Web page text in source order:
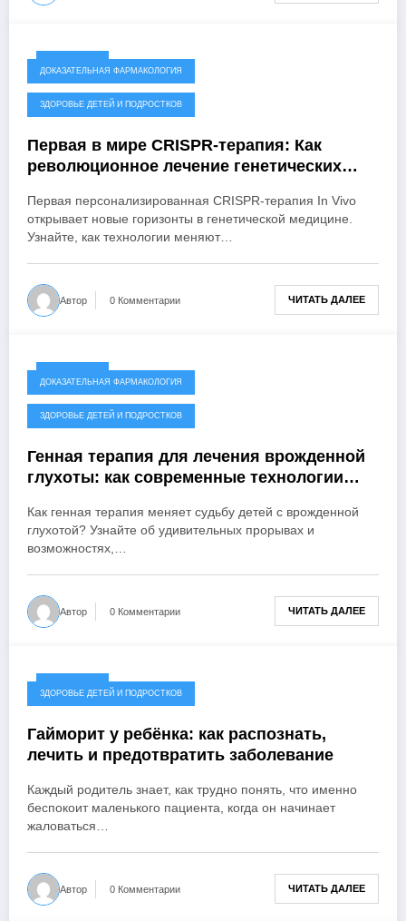
14.04.2026
ДОКАЗАТЕЛЬНАЯ ФАРМАКОЛОГИЯ
ЗДОРОВЬЕ ДЕТЕЙ И ПОДРОСТКОВ
Первая в мире CRISPR-терапия: Как
революционное лечение генетических
навсегда
Первая персонализированная CRISPR-терапия In Vivo
открывает новые горизонты в генетической медицине.
Узнайте, как технологии меняют…
Автор 0 Комментарии ЧИТАТЬ ДАЛЕЕ
13.04.2026
ДОКАЗАТЕЛЬНАЯ ФАРМАКОЛОГИЯ
ЗДОРОВЬЕ ДЕТЕЙ И ПОДРОСТКОВ
Генная терапия для лечения врожденной
глухоты: как современные технологии
Как генная терапия меняет судьбу детей с врожденной
глухотой? Узнайте об удивительных прорывах и
возможностях,…
Автор 0 Комментарии ЧИТАТЬ ДАЛЕЕ
18.03.2026
ЗДОРОВЬЕ ДЕТЕЙ И ПОДРОСТКОВ
Гайморит у ребёнка: как распознать,
лечить и предотвратить заболевание
Каждый родитель знает, как трудно понять, что именно
беспокоит маленького пациента, когда он начинает
жаловаться…
Автор 0 Комментарии ЧИТАТЬ ДАЛЕЕ